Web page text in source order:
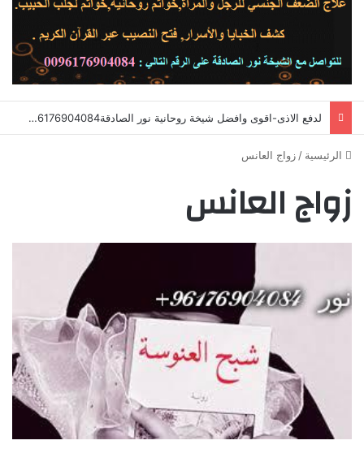
لدفع الاذى-اقوى وافضل شيخة روحانية نور الصادقة0096176904084
الرئيسية / زواج العانس
زواج العانس